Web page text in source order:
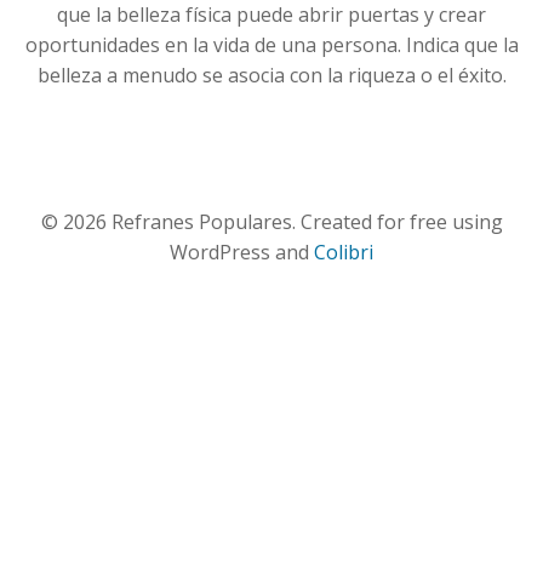
que la belleza física puede abrir puertas y crear
oportunidades en la vida de una persona. Indica que la
belleza a menudo se asocia con la riqueza o el éxito.
© 2026 Refranes Populares. Created for free using
WordPress and Colibri